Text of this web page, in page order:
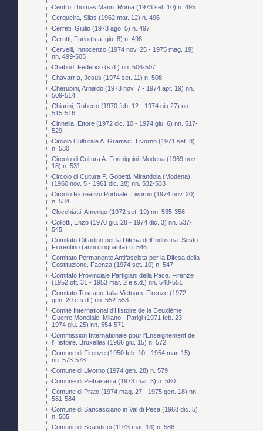
Centro Thomas Mann. Roma (1973 set. 10) n. 495
Cerqueira, Silas (1962 mar. 12) n. 496
Cerreti, Giulio (1973 ago. 5) n. 497
Cerutti, Furio (s.a. giu. 8) n. 498
Cervelli, Innocenzo (1974 nov. 25 - 1975 mag. 19)
nn. 499-505
Chabod, Federico (s.d.) nn. 506-507
Chavarría, Jesús (1974 set. 11) n. 508
Cherubini, Arnaldo (1973 nov. 7 - 1974 apr. 19) nn.
509-514
Chiarini, Roberto (1970 feb. 12 - 1974 giu.27) nn.
515-516
Cinnella, Ettore (1972 dic. 10 - 1974 giu. 6) nn. 517-
529
Circolo Culturale A. Gramsci. Livorno (1971 set. 8)
n. 530
Circolo di Cultura A. Formiggini. Modena (1969 nov.
18) n. 531
Circolo di Cultura P. Gobetti. Mirandola (Modena)
(1960 nov. 5 - 1961 dic. 28) nn. 532-533
Circolo Ricreativo Portuale. Livorno (1974 nov. 20)
n. 534
Clocchiatti, Amerigo (1972 set. 19) nn. 535-356
Collotti, Enzo (1970 giu. 28 - 1974 dic. 3) nn. 537-
545
Comitato Cittadino per la Difesa dell'Industria. Sesto
Fiorentino (anni cinquanta) n. 546
Comitato Permanente Antifascista per la Difesa della
Costituzione. Faenza (1974 set. 10) n. 547
Comitato Provinciale Partigiani della Pace. Firenze
(1952 ott. 31 - 1953 mar. 2 e s.d.) nn. 548-551
Comitato Toscano Italia Vietnam. Firenze (1972
gen. 20 e s.d.) nn. 552-553
Comité International d'Histoire de la Deuxième
Guerre Mondiale. Milano - Parigi (1971 feb. 23 -
1974 giu. 25) nn. 554-571
Commission Internationale pour l'Enseignement de
l'Histoire. Bruxelles (1966 giu. 15) n. 572
Comune di Firenze (1950 feb. 10 - 1954 mar. 15)
nn. 573-578
Comune di Livorno (1974 gen. 28) n. 579
Comune di Pietrasanta (1973 mar. 3) n. 580
Comune di Prato (1974 mag. 27 - 1975 gen. 18) nn.
581-584
Comune di Sancasciano in Val di Pesa (1968 dic. 5)
n. 585
Comune di Scandicci (1973 mar. 13) n. 586